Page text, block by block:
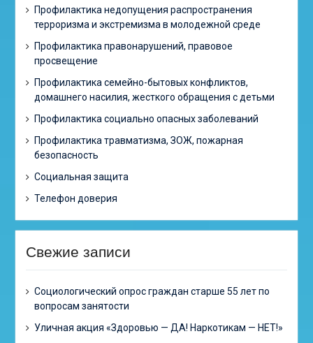
Профилактика недопущения распространения
терроризма и экстремизма в молодежной среде
Профилактика правонарушений, правовое
просвещение
Профилактика семейно-бытовых конфликтов,
домашнего насилия, жесткого обращения с детьми
Профилактика социально опасных заболеваний
Профилактика травматизма, ЗОЖ, пожарная
безопасность
Социальная защита
Телефон доверия
Свежие записи
Cоциологический опрос граждан старше 55 лет по
вопросам занятости
Уличная акция «Здоровью — ДА! Наркотикам — НЕТ!»